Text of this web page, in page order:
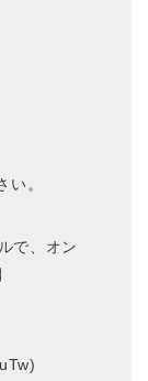
。
で、オン